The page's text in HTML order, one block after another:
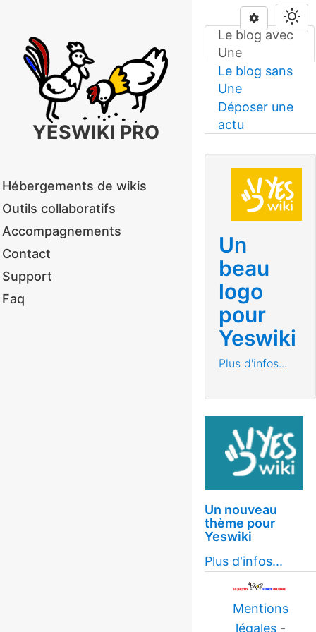
YESWIKI PRO
Hébergements de wikis
Outils collaboratifs
Accompagnements
Contact
Support
Faq
Le blog avec
Une
Le blog sans
Une
Déposer une
actu
Un
beau
logo
pour
Yeswiki
Plus d'infos...
Un nouveau
thème pour
Yeswiki
Plus d'infos...
Mentions
légales-